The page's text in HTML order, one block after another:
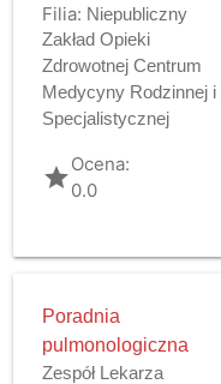
Filia: Niepubliczny
Zakład Opieki
Zdrowotnej Centrum
Medycyny Rodzinnej i
Specjalistycznej
gradeOcena:
0.0
Poradnia
pulmonologiczna
Zespół Lekarza